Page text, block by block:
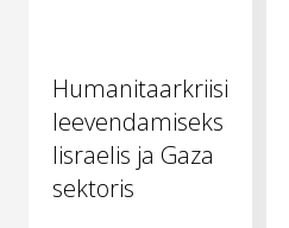
Humanitaarkriisi
leevendamiseks
Iisraelis ja Gaza
sektoris